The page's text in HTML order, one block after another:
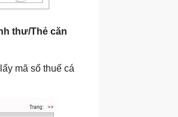
thư/Thẻ căn
mã số thuế cá